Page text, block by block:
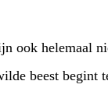
ook helemaal
beest begint